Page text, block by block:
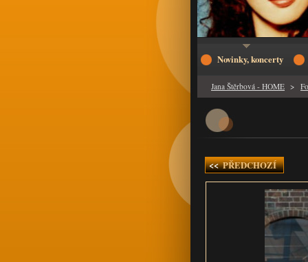
Jana Štěrbová - HOME >
<< PŘEDCHOZÍ
Novinky, koncerty